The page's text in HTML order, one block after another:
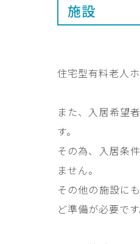
施設
住宅型有料老人
また、入居希望
す。
その為、入居条
ません。
その他の施設に
ど準備が必要で